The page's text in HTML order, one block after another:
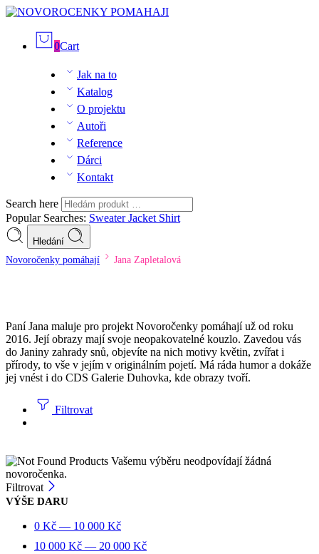
0Cart
Jak na to
Katalog
O projektu
Autoři
Reference
Dárci
Kontakt
Search here
Popular Searches: SweaterJacket Shirt
Hledání
Novoročenky pomáhají Jana Zapletalová
Paní Jana maluje pro projekt Novoročenky pomáhají už od roku
2016. Její obrazy mají svoje neopakovatelné kouzlo. Zavedou vás
do Janiny zahrady snů, objevíte na nich motivy květin, zvířat i
přírody, to vše v jejím v originálním pojetí. Má ráda humor a dokáže
jej vnést i do CDS Galerie Duhovka, kde obrazy tvoří.
Filtrovat
Vašemu výběru neodpovídají žádná
novoročenka.
Filtrovat
VÝŠE DARU
0 Kč — 10 000 Kč
10 000 Kč — 20 000 Kč